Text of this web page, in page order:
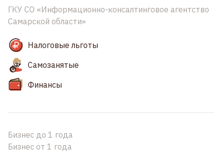
ГКУ СО «Информационно-консалтинговое агентство
Самарской области»
Налоговые льготы
Самозанятые
Финансы
Бизнес до 1 года
Бизнес от 1 года